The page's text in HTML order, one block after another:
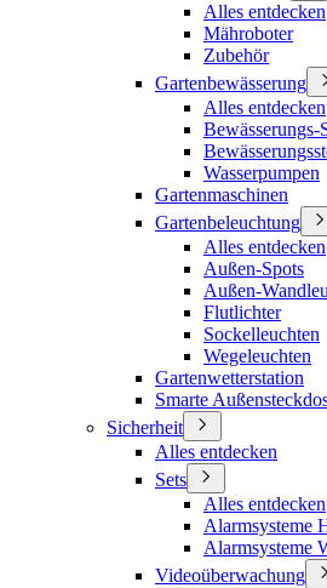
Alles entdecken
Mähroboter
Zubehör
Gartenbewässerung
Alles entdecken
Bewässerungs-
Wasserpumpen
Gartenmaschinen
Gartenbeleuchtung
Alles entdecken
Außen-Spots
Außen-
Flutlichter
Sockelleuchten
Wegeleuchten
Gartenwetterstation
Smarte
Sicherheit
Alles entdecken
Sets
Alles entdecken
Alarmsysteme
Alarmsysteme
Videoüberwachung